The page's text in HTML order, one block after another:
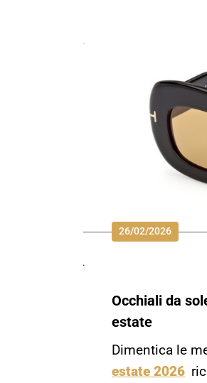
26/02/2026
Occhiali da
estate
Dimentica le
estate 2026